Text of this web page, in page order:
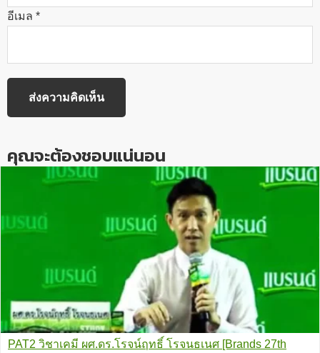
อีเมล *
คุณจะต้องชอบแน่นอน
PAT2 วิชาเคมี ผศ.ดร.โรจน์ฤทธิ์ โรจนธเนศ [Brands 27th